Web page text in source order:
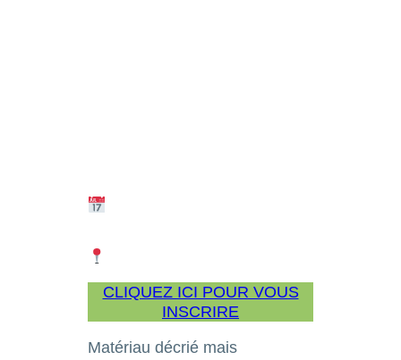
CLIQUEZ ICI POUR VOUS
INSCRIRE
Matériau décrié mais